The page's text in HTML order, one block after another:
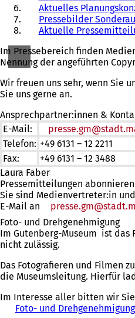
Aktuelles
Pressebilder
Aktuelle
Im Pressebereich finden
Nennung der angeführten
Wir freuen uns sehr, wenn Sie
Sie uns gerne an.
Ansprechpartner:innen &
E-Mail:
presse.gm
Telefon: +49 6131 – 12 2211
Fax:
+49 6131 – 12 3488
Laura Faber
Pressemitteilungen abonnieren
Sie sind Medienvertreter:in
E-Mail an
presse.gm
Foto- und Drehgenehmigung
Im Gutenberg-Museum ist
nicht zulässig.
Das Fotografieren und Filmen
die Museumsleitung. Hierfür
Im Interesse aller bitten wir
Foto- und Drehgenehmigung